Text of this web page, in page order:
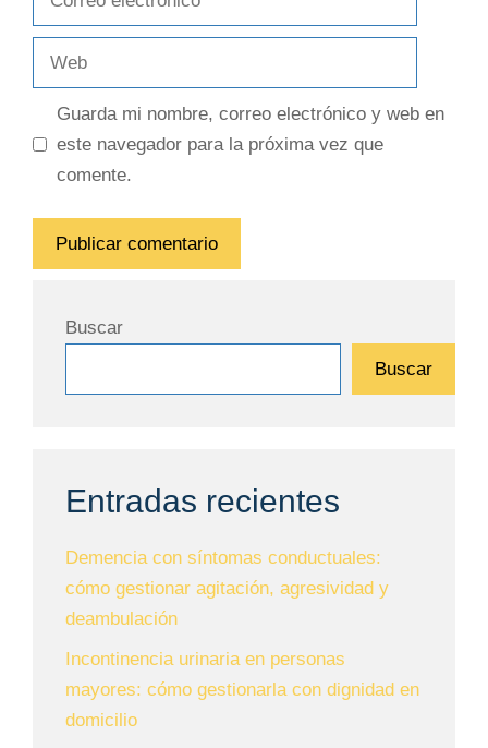
Guarda mi nombre, correo electrónico y web en
este navegador para la próxima vez que
comente.
Buscar
Buscar
Entradas recientes
Demencia con síntomas conductuales:
cómo gestionar agitación, agresividad y
deambulación
Incontinencia urinaria en personas
mayores: cómo gestionarla con dignidad en
domicilio